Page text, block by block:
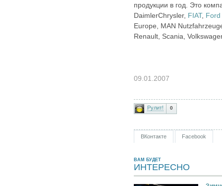
продукции в год. Это
DaimlerChrysler, FIAT, Ford
Europe, MAN
Renault, Scania,
09.01.2007
Рулит! 0
ВКонтакте Facebook
ВАМ БУДЕТ
ИНТЕРЕСНО